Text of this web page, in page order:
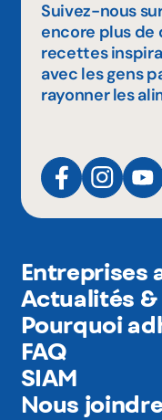
Suivez-nous
encore plus de
recettes
avec les gens
rayonner les
Entreprises
Actualités
Pourquoi
FAQ
SIAM
Nous joindre